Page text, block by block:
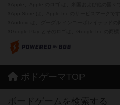
ボドゲーマTOP
ボードゲームを検索する